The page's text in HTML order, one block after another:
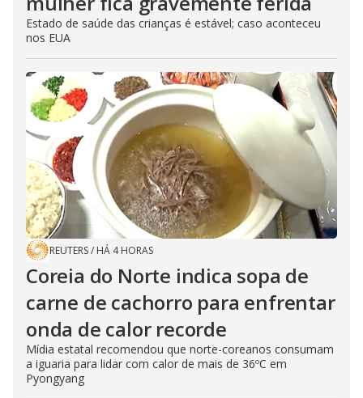
Estado de saúde das crianças é estável; caso aconteceu
nos EUA
REUTERS/ HÁ 4 HORAS
Coreia do Norte indica sopa de
carne de cachorro para enfrentar
onda de calor recorde
Mídia estatal recomendou que norte-coreanos consumam
a iguaria para lidar com calor de mais de 36ºC em
Pyongyang